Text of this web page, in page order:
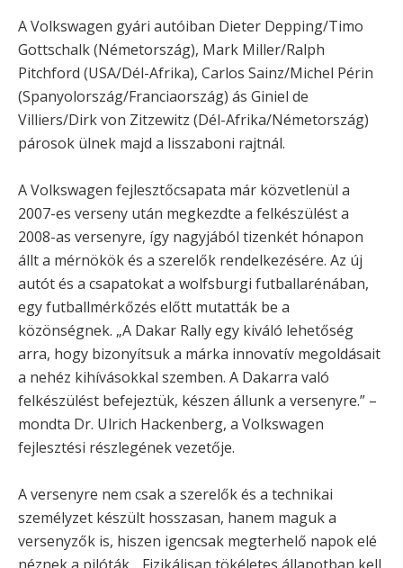
A Volkswagen gyári autóiban Dieter Depping/Timo
Gottschalk (Németország), Mark Miller/Ralph
Pitchford (USA/Dél-Afrika), Carlos Sainz/Michel Périn
(Spanyolország/Franciaország) ás Giniel de
Villiers/Dirk von Zitzewitz (Dél-Afrika/Németország)
párosok ülnek majd a lisszaboni rajtnál.
A Volkswagen fejlesztőcsapata már közvetlenül a
2007-es verseny után megkezdte a felkészülést a
2008-as versenyre, így nagyjából tizenkét hónapon
állt a mérnökök és a szerelők rendelkezésére. Az új
autót és a csapatokat a wolfsburgi futballarénában,
egy futballmérkőzés előtt mutatták be a
közönségnek. „A Dakar Rally egy kiváló lehetőség
arra, hogy bizonyítsuk a márka innovatív megoldásait
a nehéz kihívásokkal szemben. A Dakarra való
felkészülést befejeztük, készen állunk a versenyre.” –
mondta Dr. Ulrich Hackenberg, a Volkswagen
fejlesztési részlegének vezetője.
A versenyre nem csak a szerelők és a technikai
személyzet készült hosszasan, hanem maguk a
versenyzők is, hiszen igencsak megterhelő napok elé